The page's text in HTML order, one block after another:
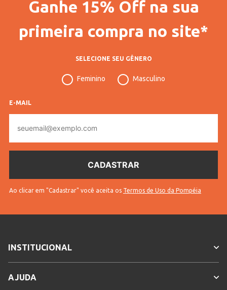
Gênero Masculino
Tecido Tricot
Azul
Ganhe 15% Off na sua
primeira compra no site*
SELECIONE SEU GÊNERO
Feminino Masculino
E-MAIL
mail
Ao clicar em "Cadastrar" você aceita os Termos de Uso da Pompéia
INSTITUCIONAL
AJUDA